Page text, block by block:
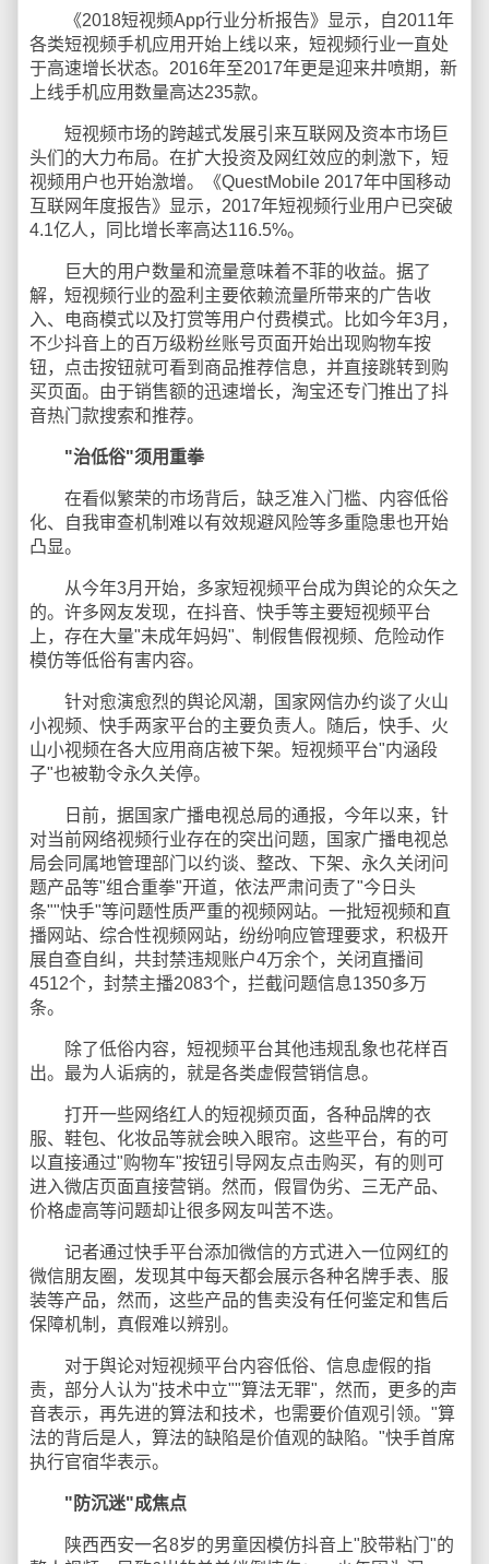
《2018短视频App行业分析报告》显示，自2011年
各类短视频手机应用开始上线以来，短视频行业一直处
于高速增长状态。2016年至2017年更是迎来井喷期，新
上线手机应用数量高达235款。
短视频市场的跨越式发展引来互联网及资本市场巨
头们的大力布局。在扩大投资及网红效应的刺激下，短
视频用户也开始激增。《QuestMobile 2017年中国移动
互联网年度报告》显示，2017年短视频行业用户已突破
4.1亿人，同比增长率高达116.5%。
巨大的用户数量和流量意味着不菲的收益。据了
解，短视频行业的盈利主要依赖流量所带来的广告收
入、电商模式以及打赏等用户付费模式。比如今年3月，
不少抖音上的百万级粉丝账号页面开始出现购物车按
钮，点击按钮就可看到商品推荐信息，并直接跳转到购
买页面。由于销售额的迅速增长，淘宝还专门推出了抖
音热门款搜索和推荐。
"治低俗"须用重拳
在看似繁荣的市场背后，缺乏准入门槛、内容低俗
化、自我审查机制难以有效规避风险等多重隐患也开始
凸显。
从今年3月开始，多家短视频平台成为舆论的众矢之
的。许多网友发现，在抖音、快手等主要短视频平台
上，存在大量"未成年妈妈"、制假售假视频、危险动作
模仿等低俗有害内容。
针对愈演愈烈的舆论风潮，国家网信办约谈了火山
小视频、快手两家平台的主要负责人。随后，快手、火
山小视频在各大应用商店被下架。短视频平台"内涵段
子"也被勒令永久关停。
日前，据国家广播电视总局的通报，今年以来，针
对当前网络视频行业存在的突出问题，国家广播电视总
局会同属地管理部门以约谈、整改、下架、永久关闭问
题产品等"组合重拳"开道，依法严肃问责了"今日头
条""快手"等问题性质严重的视频网站。一批短视频和直
播网站、综合性视频网站，纷纷响应管理要求，积极开
展自查自纠，共封禁违规账户4万余个，关闭直播间
4512个，封禁主播2083个，拦截问题信息1350多万
条。
除了低俗内容，短视频平台其他违规乱象也花样百
出。最为人诟病的，就是各类虚假营销信息。
打开一些网络红人的短视频页面，各种品牌的衣
服、鞋包、化妆品等就会映入眼帘。这些平台，有的可
以直接通过"购物车"按钮引导网友点击购买，有的则可
进入微店页面直接营销。然而，假冒伪劣、三无产品、
价格虚高等问题却让很多网友叫苦不迭。
记者通过快手平台添加微信的方式进入一位网红的
微信朋友圈，发现其中每天都会展示各种名牌手表、服
装等产品，然而，这些产品的售卖没有任何鉴定和售后
保障机制，真假难以辨别。
对于舆论对短视频平台内容低俗、信息虚假的指
责，部分人认为"技术中立""算法无罪"，然而，更多的声
音表示，再先进的算法和技术，也需要价值观引领。"算
法的背后是人，算法的缺陷是价值观的缺陷。"快手首席
执行官宿华表示。
"防沉迷"成焦点
陕西西安一名8岁的男童因模仿抖音上"胶带粘门"的